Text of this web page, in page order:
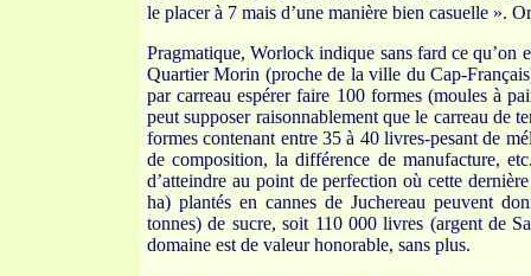
le placer à 7 mais d’une manière bien casuelle ».
Pragmatique, Worlock indique sans fard ce qu’on
Quartier Morin (proche de la ville du Cap-
par carreau espérer faire 100 formes (moules à
peut supposer raisonnablement que le carreau de
formes contenant entre 35 à 40 livres-pesant de
de composition, la différence de manufacture,
d’atteindre au point de perfection où cette
ha) plantés en cannes de Juchereau peuvent
tonnes) de sucre, soit 110 000 livres (argent de
domaine est de valeur honorable, sans plus.